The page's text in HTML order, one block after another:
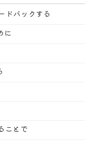
ドバックする
に
ことで